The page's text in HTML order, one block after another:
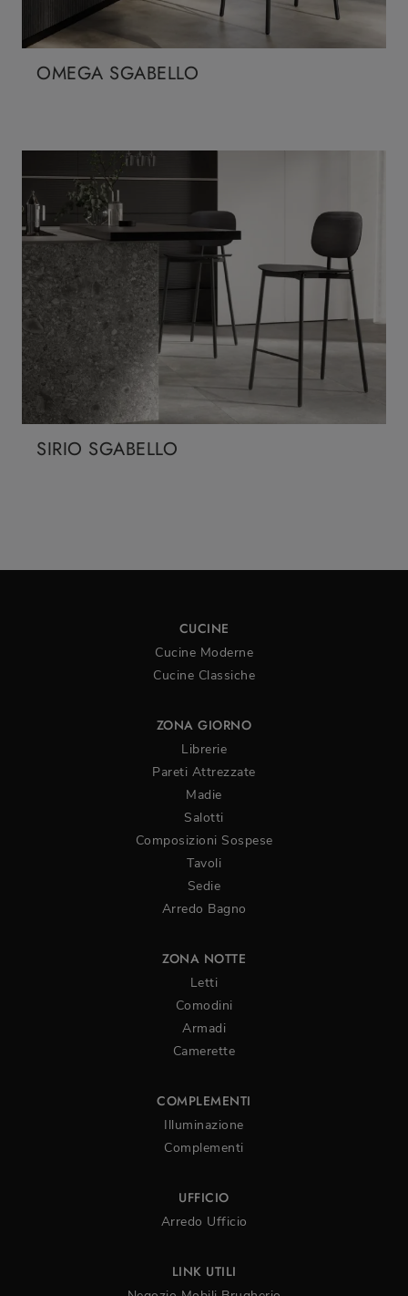
OMEGA SGABELLO
SIRIO SGABELLO
CUCINE
Cucine Moderne
Cucine Classiche
ZONA GIORNO
Librerie
Pareti Attrezzate
Madie
Salotti
Composizioni Sospese
Tavoli
Sedie
Arredo Bagno
ZONA NOTTE
Letti
Comodini
Armadi
Camerette
COMPLEMENTI
Illuminazione
Complementi
UFFICIO
Arredo Ufficio
LINK UTILI